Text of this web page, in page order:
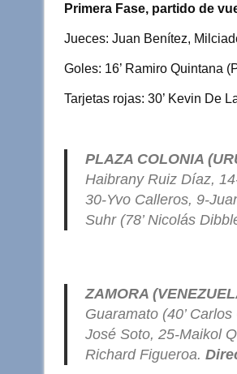
tt
er
at
s
A
p
c
e
b
o
k
m
p
ar
tir
Primera Fase, partido de
Jueces: Juan Benítez,
Goles: 16’ Ramiro Quintana
Tarjetas rojas: 30’ Kevin De
PLAZA COLONIA
Haibrany Ruiz Díaz,
30-Yvo Calleros, 9-
Suhr (78’ Nicolás
ZAMORA
Guaramato (40’
José Soto, 25-Maikol
Richard Figueroa.